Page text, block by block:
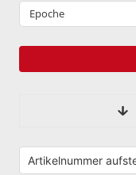
Epoche